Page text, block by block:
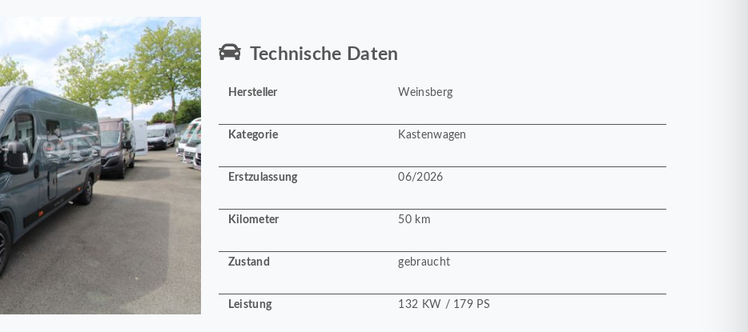
Technische Daten
Hersteller Weinsberg
Kategorie Kastenwagen
Erstzulassung 06/2026
Kilometer 50 km
Zustand gebraucht
Leistung 132 KW / 179 PS